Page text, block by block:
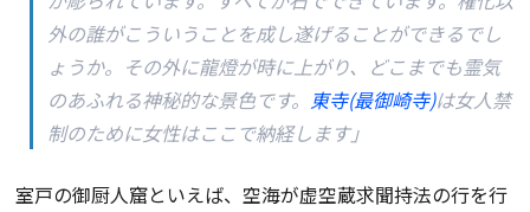
外の誰がこういうことを成し遂げることができるでし
ょうか。その外に龍燈が時に上がり、どこまでも霊気
のあふれる神秘的な景色です。 東寺(最御崎寺)は女人禁
制のために女性はここで納経します」
室戸の御厨人窟といえば、空海が虚空蔵求聞持法の行を行